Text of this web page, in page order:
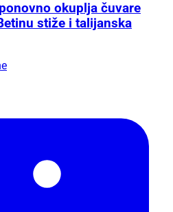
okuplja čuvare
stiže i talijanska